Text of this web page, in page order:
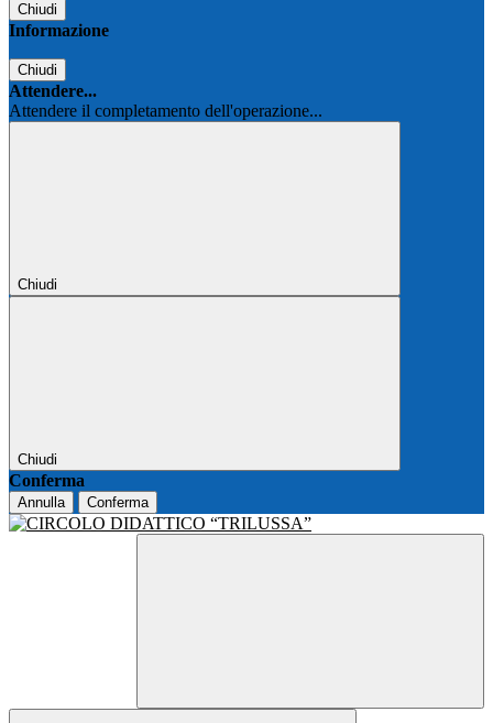
Chiudi
Informazione
Chiudi
Attendere...
Attendere il completamento dell'operazione...
Chiudi
Chiudi
Conferma
Annulla Conferma